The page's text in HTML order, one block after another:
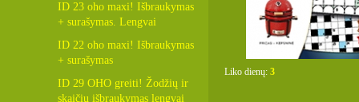
ID 23 oho maxi! Išbraukymas
+ surašymas. Lengvai
ID 22 oho maxi! Išbraukymas
+ surašymas
ID 29 OHO greiti! Žodžių ir
skaičių išbraukymas lengvai
Liko dienų: 3